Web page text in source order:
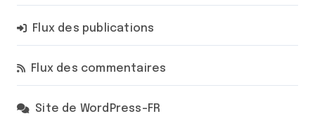
Flux des publications
Flux des commentaires
Site de WordPress-FR